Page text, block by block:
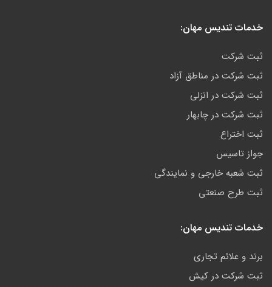
خدمات تندیس مهان:
ثبت شرکت
ثبت شرکت در مناطق آزاد
ثبت شرکت در انزلی
ثبت شرکت در چابهار
ثبت اختراع
جواز تاسیس
ثبت شعبه خارجی و نمایندگی
ثبت طرح صنعتی
خدمات تندیس مهان:
برند و علائم تجاری
ثبت شرکت در کیش